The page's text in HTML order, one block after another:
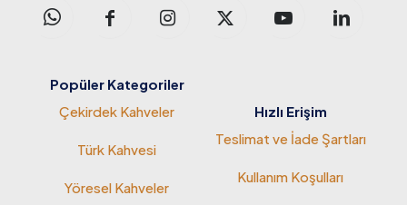
Popüler Kategoriler
Çekirdek Kahveler
Türk Kahvesi
Yöresel Kahveler
Hızlı Erişim
Teslimat ve İade Şartları
Kullanım Koşulları